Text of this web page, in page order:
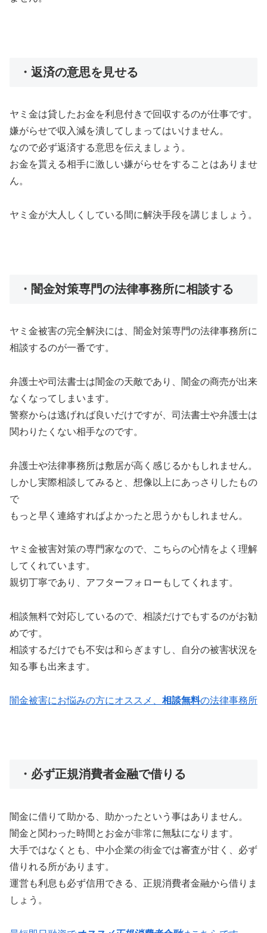
・返済の意思を見せる
ヤミ金は貸したお金を利息付きで回収するのが仕事です。
嫌がらせで収入減を潰してしまってはいけません。
なので必ず返済する意思を伝えましょう。
お金を貰える相手に激しい嫌がらせをすることはありませ
ん。
ヤミ金が大人しくしている間に解決手段を講じましょう。
・闇金対策専門の法律事務所に相談する
ヤミ金被害の完全解決には、闇金対策専門の法律事務所に
相談するのが一番です。
弁護士や司法書士は闇金の天敵であり、闇金の商売が出来
なくなってしまいます。
警察からは逃げれば良いだけですが、司法書士や弁護士は
関わりたくない相手なのです。
弁護士や法律事務所は敷居が高く感じるかもしれません。
しかし実際相談してみると、想像以上にあっさりしたもの
で
もっと早く連絡すればよかったと思うかもしれません。
ヤミ金被害対策の専門家なので、こちらの心情をよく理解
してくれています。
親切丁寧であり、アフターフォローもしてくれます。
相談無料で対応しているので、相談だけでもするのがお勧
めです。
相談するだけでも不安は和らぎますし、自分の被害状況を
知る事も出来ます。
闇金被害にお悩みの方にオススメ、 相談無料の法律事務所
・必ず正規消費者金融で借りる
闇金に借りて助かる、助かったという事はありません。
闇金と関わった時間とお金が非常に無駄になります。
大手ではなくとも、中小企業の街金では審査が甘く、必ず
借りれる所があります。
運営も利息も必ず信用できる、正規消費者金融から借りま
しょう。